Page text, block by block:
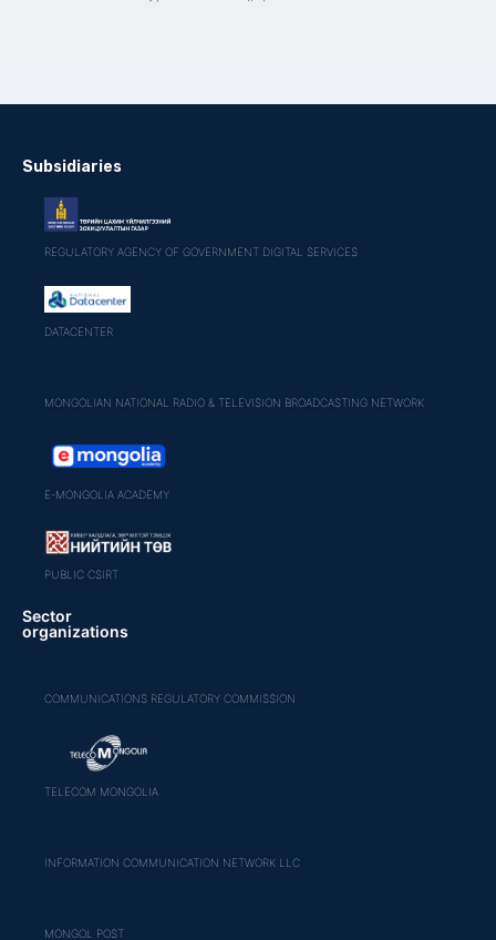
Subsidiaries
REGULATORY AGENCY OF GOVERNMENT DIGITAL SERVICES
DATACENTER
MONGOLIAN NATIONAL RADIO & TELEVISION BROADCASTING NETWORK
E-MONGOLIA ACADEMY
PUBLIC CSIRT
Sector
organizations
COMMUNICATIONS REGULATORY COMMISSION
TELECOM MONGOLIA
INFORMATION COMMUNICATION NETWORK LLC
MONGOL POST